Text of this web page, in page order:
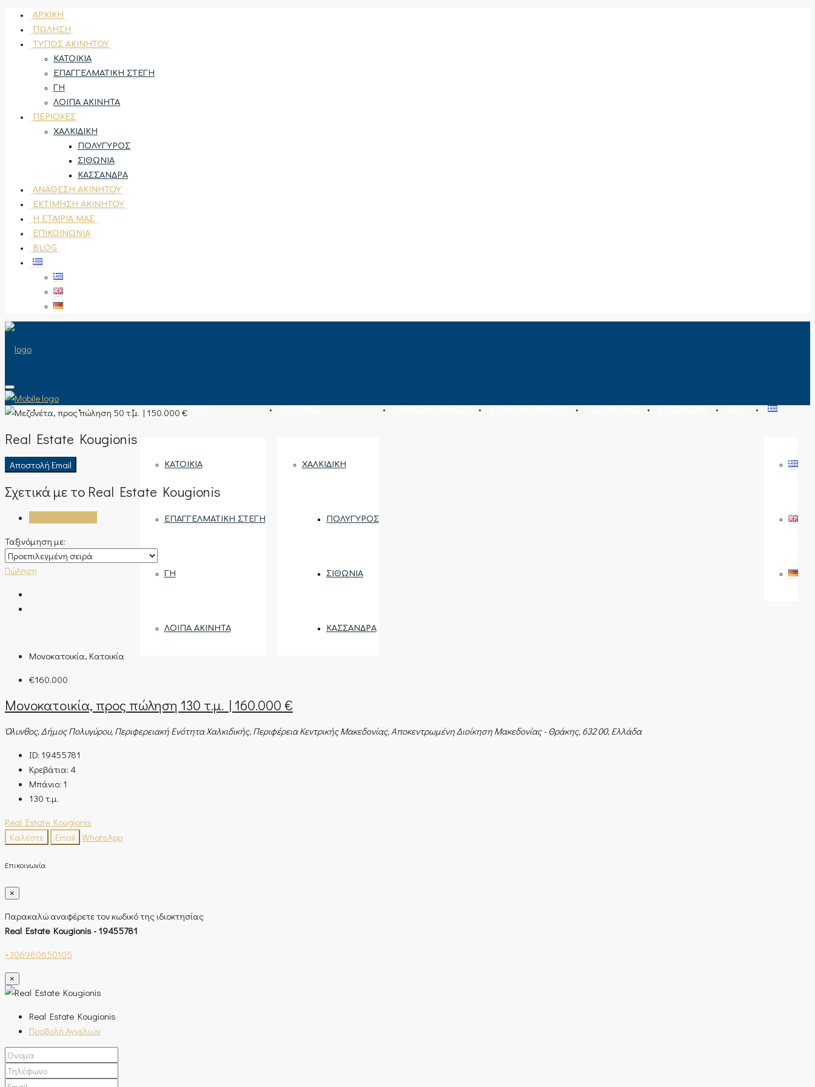
ΑΡΧΙΚΉ
ΠΏΛΗΣΗ
ΤΎΠΟΣ ΑΚΙΝΉΤΟΥ
ΚΑΤΟΙΚΊΑ
ΕΠΑΓΓΕΛΜΑΤΙΚΉ ΣΤΈΓΗ
ΓΗ
ΛΟΙΠΆ ΑΚΊΝΗΤΑ
ΠΕΡΙΟΧΈΣ
ΧΑΛΚΙΔΙΚΉ
ΠΟΛΎΓΥΡΟΣ
ΣΙΘΩΝΊΑ
ΚΑΣΣΆΝΔΡΑ
ΑΝΆΘΕΣΗ ΑΚΙΝΉΤΟΥ
ΕΚΤΊΜΗΣΗ ΑΚΙΝΉΤΟΥ
Η ΕΤΑΙΡΊΑ ΜΑΣ
ΕΠΙΚΟΙΝΩΝΊΑ
BLOG
ΠΏΛΗΣΗ ΤΎΠΟΣ ΑΚΙΝΉΤΟΥ
ΚΑΤΟΙΚΊΑ
ΕΠΑΓΓΕΛΜΑΤΙΚΉ ΣΤΈΓΗ
ΓΗ
ΛΟΙΠΆ ΑΚΊΝΗΤΑ
ΧΑΛΚΙΔΙΚΉ
ΠΟΛΎΓΥΡΟΣ
ΣΙΘΩΝΊΑ
ΚΑΣΣΆΝΔΡΑ
Real Estate Kougionis
Αποστολή Email
Σχετικά με το Real Estate Kougionis
Ταξινόμηση με:
Πώληση
Μονοκατοικία, Κατοικία
€160.000
Μονοκατοικία, προς πώληση 130 τ.μ. | 160.000 €
Όλυνθος, Δήμος Πολυγύρου, Περιφερειακή Ενότητα Χαλκιδικής, Περιφέρεια Κεντρικής Μακεδονίας, Αποκεντρωμένη Διοίκηση Μακεδονίας - Θράκης, 632 00, Ελλάδα
ID: 19455781
Κρεβάτια: 4
Μπάνιο: 1
130 τ.μ.
Real Estate Kougionis
Καλέστε
Email WhatsApp
Επικοινωνία
×
Παρακαλώ αναφέρετε τον κωδικό της ιδιοκτησίας
Real Estate Kougionis - 19455781
+306980650105
×
Real Estate Kougionis
Προβολή Αγγελιών